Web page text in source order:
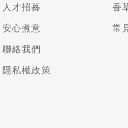
人才招募
安心煮意
聯絡我們
隱私權政策
香
常